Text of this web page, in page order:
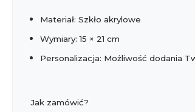
Materiał: Szkło akrylowe
Wymiary: 15 × 21 cm
Personalizacja: Możliwość dodania
Jak zamówić?